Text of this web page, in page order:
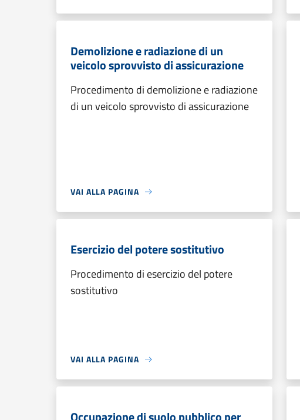
Demolizione e radiazione di un
veicolo sprovvisto di assicurazione
Procedimento di demolizione e radiazione
di un veicolo sprovvisto di assicurazione
VAI ALLA PAGINA
Esercizio del potere sostitutivo
Procedimento di esercizio del potere
sostitutivo
VAI ALLA PAGINA